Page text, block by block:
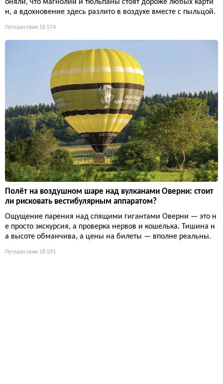
оняли, что магнолии и тюльпаны стоят дороже любых карти
н, а вдохновение здесь разлито в воздухе вместе с пыльцой.
Путешествия 16 574
Полёт на воздушном шаре над вулканами Оверни: стоит
ли рисковать вестибулярным аппаратом?
Ощущение парения над спящими гигантами Оверни — это н
е просто экскурсия, а проверка нервов и кошелька. Тишина н
а высоте обманчива, а цены на билеты — вполне реальны.
Путешествия 18 091